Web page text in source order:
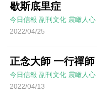
歇斯底里症
今日信報 副刊文化 震瞰人心
2022/04/25
正念大師 一行禪師
今日信報 副刊文化 震瞰人心
2022/04/13